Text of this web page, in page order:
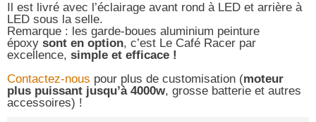
Il est livré avec l’éclairage avant rond à LED et arrière à
LED sous la selle.
Remarque : les garde-boues aluminium peinture
époxy sont en option, c’est Le Café Racer par
excellence, simple et efficace !
Contactez-nous pour plus de customisation (moteur
plus puissant jusqu’à 4000w, grosse batterie et autres
accessoires) !